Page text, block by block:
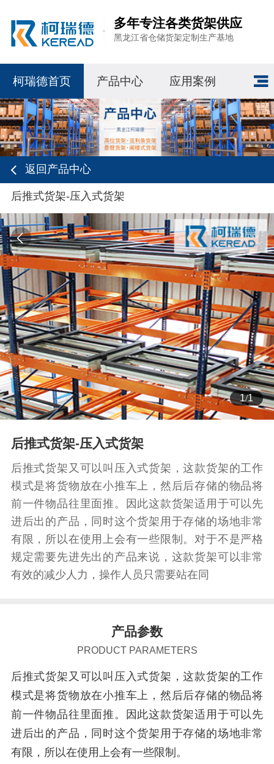
多年专注各类货架供应
黑龙江省仓储货架定制生产基地
柯瑞德首页 产品中心 应用案例
返回产品中心
后推式货架-压入式货架
1/1
后推式货架-压入式货架
后推式货架又可以叫压入式货架，这款货架的工作
模式是将货物放在小推车上，然后后存储的物品将
前一件物品往里面推。因此这款货架适用于可以先
进后出的产品，同时这个货架用于存储的场地非常
有限，所以在使用上会有一些限制。对于不是严格
规定需要先进先出的产品来说，这款货架可以非常
有效的减少人力，操作人员只需要站在同
产品参数
PRODUCT PARAMETERS
后推式货架又可以叫压入式货架，这款货架的工作
模式是将货物放在小推车上，然后后存储的物品将
前一件物品往里面推。因此这款货架适用于可以先
进后出的产品，同时这个货架用于存储的场地非常
有限，所以在使用上会有一些限制。